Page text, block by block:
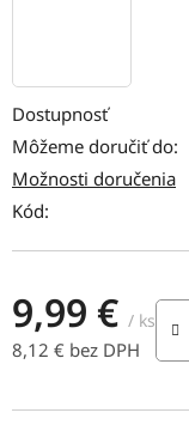
Dostupnosť
Môžeme doručiť do:
Možnosti doručenia
Kód:
9,99 € / ks
8,12 € bez DPH